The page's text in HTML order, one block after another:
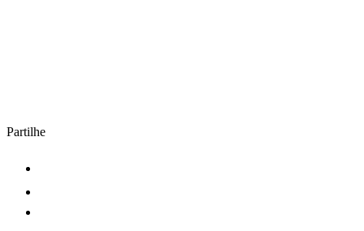
Partilhe